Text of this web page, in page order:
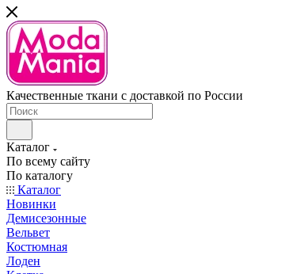
Качественные ткани с доставкой по России
Каталог
По всему сайту
По каталогу
Каталог
Новинки
Демисезонные
Вельвет
Костюмная
Лоден